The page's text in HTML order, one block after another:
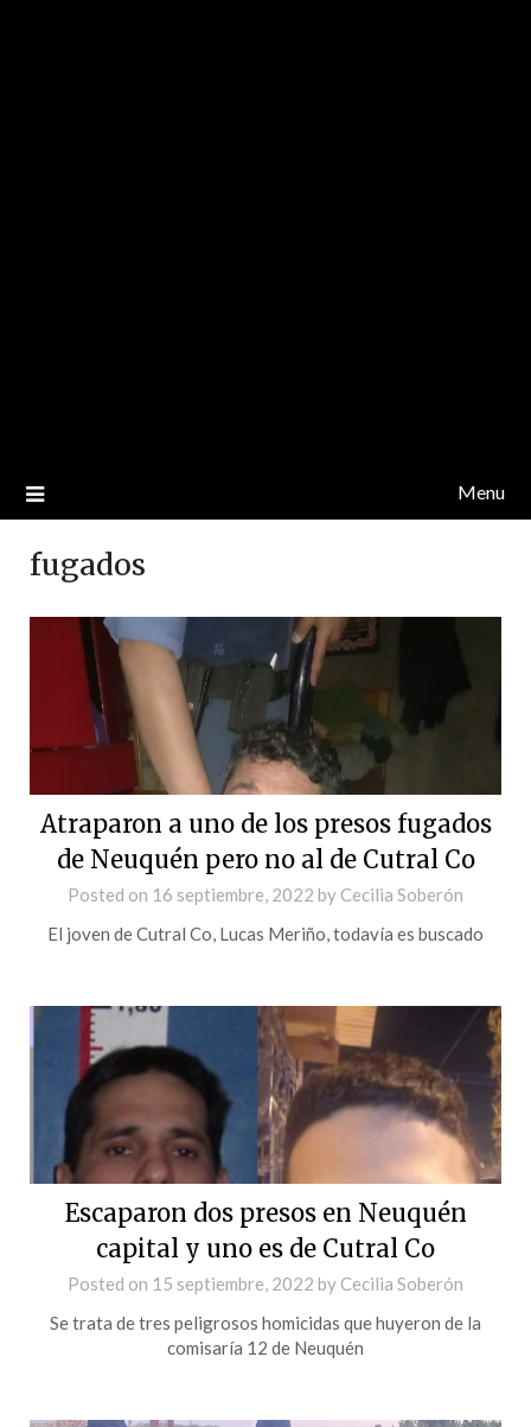
Menu
fugados
Atraparon a uno de los presos fugados
de Neuquén pero no al de Cutral Co
Posted on 16 septiembre, 2022 by Cecilia Soberón
El joven de Cutral Co, Lucas Meriño, todavía es buscado
Escaparon dos presos en Neuquén
capital y uno es de Cutral Co
Posted on 15 septiembre, 2022 by Cecilia Soberón
Se trata de tres peligrosos homicidas que huyeron de la
comisaría 12 de Neuquén